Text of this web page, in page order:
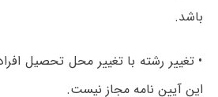
باشد.
• تغییر رشته با تغییر محل تحصیل
این آیین نامه مجاز نیست.